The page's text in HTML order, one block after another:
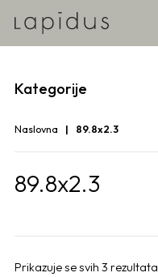
Kategorije
Naslovna 89.8x2.3
89.8x2.3
Prikazuje se svih 3 rezultata